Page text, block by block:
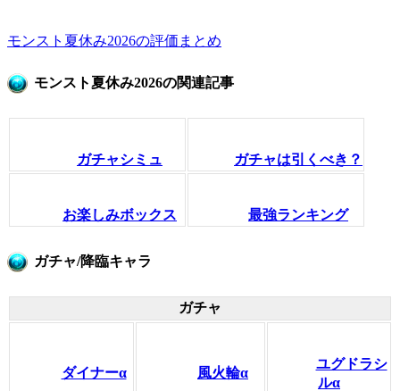
モンスト夏休み2026の評価まとめ
モンスト夏休み2026の関連記事
ガチャシミュ ガチャは引くべき？
お楽しみボックス 最強ランキング
ガチャ/降臨キャラ
ガチャ
ダイナーα 風火輪α
ユグドラシ
ルα